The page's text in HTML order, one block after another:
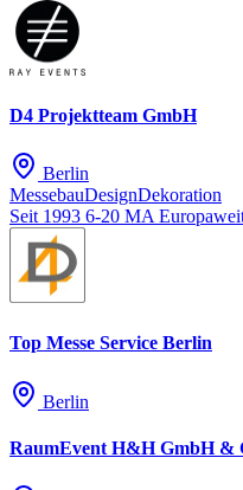
D4 Projektteam GmbH
Berlin
MessebauDesignDekoration
Seit 1993 6-20 MA
Top Messe Service Berlin
Berlin
RaumEvent H&H GmbH &